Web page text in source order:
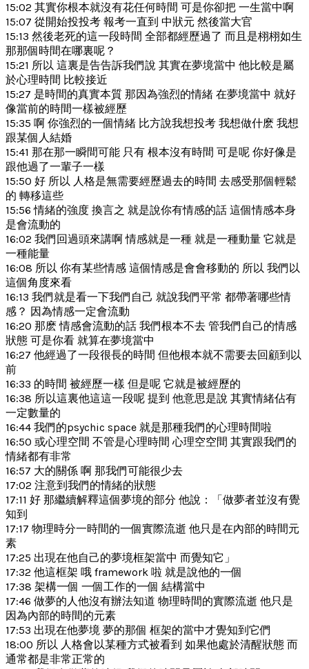
15:02 其實你根本就沒有花任何時間 可是你卻把 一生當中啊
15:07 從開始投投考 報考一直到 中狀元 然後當大官
15:13 然後老死的這一段時間 全部都經歷過了 而且是栩栩如生
那那個時間在哪裏呢？
15:21 所以 這裏是告告訴我們說 其實在夢境當中 他比較是屬
於心理時間 比較接近
15:27 是時間的真實本質 那因為強烈的情緒 在夢境當中 就好
像當前的時間一樣被經歷
15:35 啊 你強烈的一個情緒 比方說我想投考 我想做什麽 我想
跟某個人結婚
15:41 那在那一瞬間可能 只有 根本沒有時間 可是呢 你好像是
跟他過了一輩子一樣
15:50 好 所以 人格是無需要經歷過去的時間 去感受那個輕鬆
的 轉移這些
15:56 情緒的強度 換言之 就是說你有情感的話 這個情感本身
是會流動的
16:02 我們回過頭來講啊 情感就是一種 就是一種動量 它就是
一種能量
16:08 所以 你有某些情感 這個情感是會會移動的 所以 我們以
這個角度來看
16:13 我們就是看一下我們自己 就說我們平常 都帶著哪些情
感？ 因為情感一定會流動
16:20 那麽 情感會流動的話 我們根本不去 管我們自己的情感
狀態 可是你看 就算在夢境當中
16:27 他經過了一段很長的時間 但他根本就不需要去回顧到以
前
16:33 的時間 被經歷一樣 但是呢 它就是被經歷的
16:38 所以這裏他這這一段呢 提到 他意思是說 其實情緒佔有
一定數量的
16:44 我們的psychic space 就是那種我們的心理時間啦
16:50 或心理空間 不管是心理時間 心理空空間 其實跟我們的
情緒都有非常
16:57 大的關係 啊 那我們可能很少去
17:02 注意到我們的情緒的狀態
17:11 好 那繼續解釋這個夢境的部分 他說：「做夢者並沒有覺
知到
17:17 物理時分一時間的一個實際流逝 他只是在內部的時間元
素
17:25 出現在他自己的夢境框架當中 而覺知它」
17:32 他這框架 哦 framework 啦 就是說他的一個
17:38 架構一個 一個工作的一個 結構當中
17:46 做夢的人他沒有辦法知道 物理時間的實際流逝 他只是
因為內部的時間的元素
17:53 出現在他夢境 夢的那個 框架的當中才覺知到它們
18:00 所以 人格會以某種方式被看到 如果他處於清醒狀態 而
通常都是非常正常的